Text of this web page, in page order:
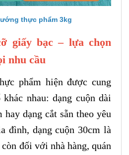
thực phẩm 3kg
giấy bạc – lựa chọn
nhu cầu
phẩm hiện được cung
nhau: dạng cuộn dài
hay dạng cắt sẵn theo yêu
đình, dạng cuộn 30cm là
đối với nhà hàng, quán